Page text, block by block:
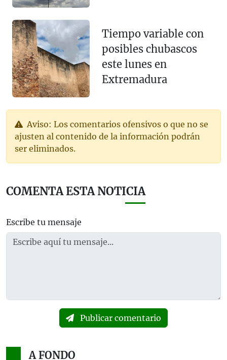
Tiempo variable con
posibles chubascos
este lunes en
Extremadura
Aviso: Los comentarios ofensivos o que no se
ajusten al contenido de la información podrán
ser eliminados.
COMENTA ESTA NOTICIA
Escribe tu mensaje
Publicar comentario
A FONDO